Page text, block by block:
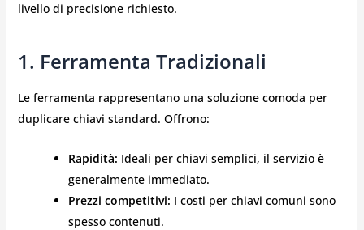
livello di precisione richiesto.
1. Ferramenta Tradizionali
Le ferramenta rappresentano una soluzione comoda per
duplicare chiavi standard. Offrono:
Rapidità: Ideali per chiavi semplici, il servizio è
generalmente immediato.
Prezzi competitivi: I costi per chiavi comuni sono
spesso contenuti.